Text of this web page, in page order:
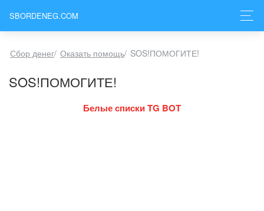
SBORDENEG.COM
Сбор денег/ Оказать помощь/ SOS!ПОМОГИТЕ!
SOS!ПОМОГИТЕ!
Белые списки TG BOT